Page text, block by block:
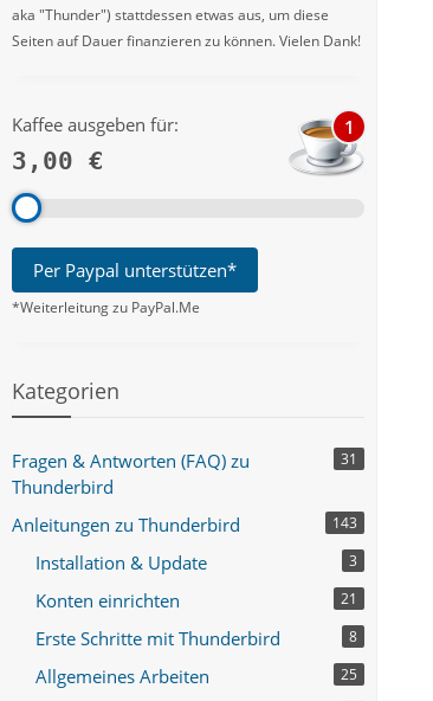
aka "Thunder") stattdessen etwas aus, um diese
Seiten auf Dauer finanzieren zu können. Vielen Dank!
Kaffee ausgeben für:
3,00 €
1
Per Paypal unterstützen*
*Weiterleitung zu PayPal.Me
Kategorien
Fragen & Antworten (FAQ) zu
Thunderbird
31
Anleitungen zu Thunderbird 143
Installation & Update 3
Konten einrichten 21
Erste Schritte mit Thunderbird 8
Allgemeines Arbeiten 25